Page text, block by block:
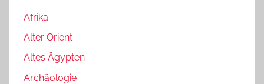
Afrika
Alter Orient
Altes Ägypten
Archäologie